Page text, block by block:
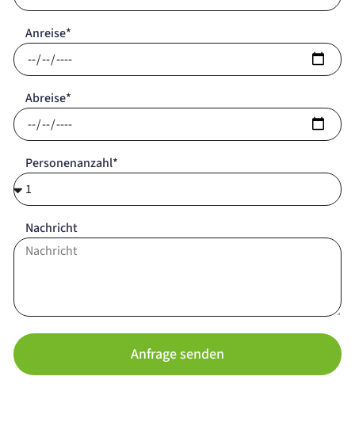
Anreise*
Abreise*
Personenanzahl*
Nachricht
Anfrage senden